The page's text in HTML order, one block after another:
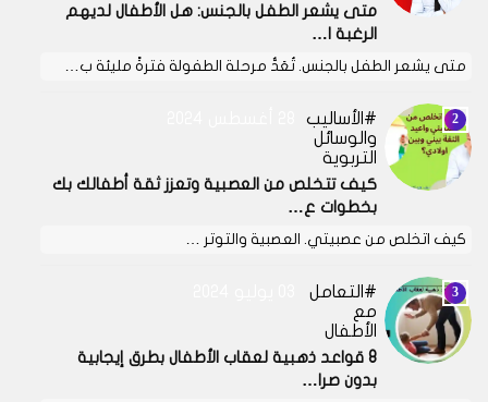
متى يشعر الطفل بالجنس: هل الأطفال لديهم
الرغبة ا…
متى يشعر الطفل بالجنس. تُعَدُّ مرحلة الطفولة فترةً مليئة ب…
الأساليب
والوسائل
التربوية
كيف تتخلص من العصبية وتعزز ثقة أطفالك بك
بخطوات ع…
كيف اتخلص من عصبيتي. العصبية والتوتر …
التعامل
مع
الأطفال
8 قواعد ذهبية لعقاب الأطفال بطرق إيجابية
بدون صرا…